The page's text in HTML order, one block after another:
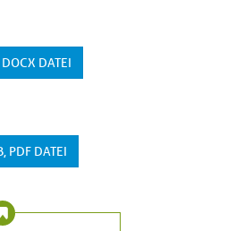
DATEI
PDF DATEI